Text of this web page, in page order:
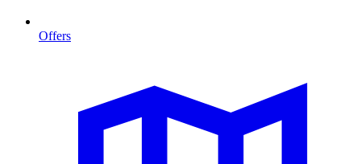
Offers